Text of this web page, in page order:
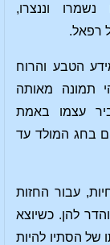
וננצרו,
רפאל.
הטבע והרוח
תמונה מאותה
עצמו באמת
בחג המולד עד
עבור החזות
להן. כשיוצא
של הסתיו להיות